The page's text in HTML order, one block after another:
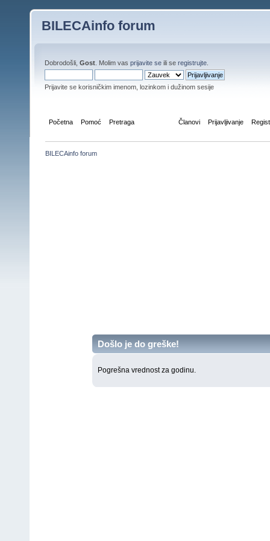
BILECAinfo forum
Dobrodošli, Gost . Molim vas prijavite se ili se registrujte
Prijavite se korisničkim imenom, lozinkom i dužinom sesije
Početna Pomoć Pretraga Članovi Prijavljivanje
BILECAinfo forum
Došlo je do greške!
Pogrešna vrednost za godinu.